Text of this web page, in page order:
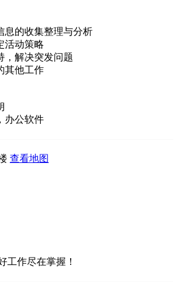
息的收集整理与分析
活动策略
，解决突发问题
其他工作
办公软件
查看地图
工作尽在掌握！